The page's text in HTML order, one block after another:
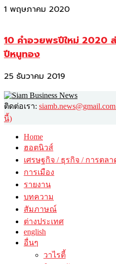
1 พฤษภาคม 2020
10 คำอวยพรปีใหม่ 2020
ปีหนูทอง
25 ธันวาคม 2019
ติดต่อเรา:
นี้)
Home
ฮอตนิวส์
เศรษฐกิจ / ธุรกิจ / การตลา
การเมือง
รายงาน
บทความ
สัมภาษณ์
ต่างประเทศ
english
อื่นๆ
วาไรตี้